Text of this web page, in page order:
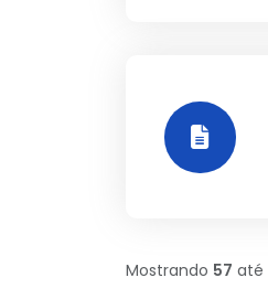
Mostrando 57 até